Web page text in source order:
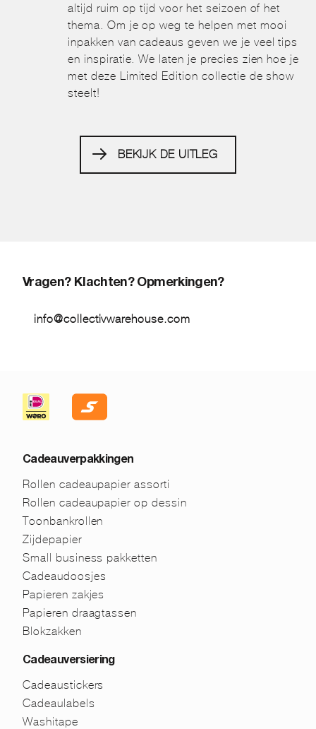
altijd ruim op tijd voor het seizoen of het
thema. Om je op weg te helpen met mooi
inpakken van cadeaus geven we je veel tips
en inspiratie. We laten je precies zien hoe je
met deze Limited Edition collectie de show
steelt!
BEKIJK DE UITLEG
Vragen? Klachten? Opmerkingen?
info@collectivwarehouse.com
Cadeauverpakkingen
Rollen cadeaupapier assorti
Rollen cadeaupapier op dessin
Toonbankrollen
Zijdepapier
Small business pakketten
Cadeaudoosjes
Papieren zakjes
Papieren draagtassen
Blokzakken
Cadeauversiering
Cadeaustickers
Cadeaulabels
Washitape